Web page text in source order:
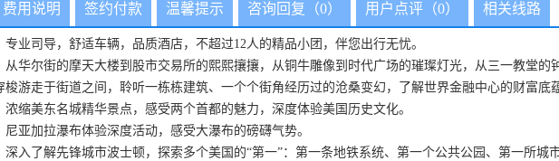
费用说明 签约付款 温馨提示 咨询回复（0） 用户点评（0） 相关线路
专业司导，舒适车辆，品质酒店，不超过12人的精品小团，伴您出行无忧。
从华尔街的摩天大楼到股市交易所的熙熙攘攘，从铜牛雕像到时代广场的璀璨灯光，从三一教堂
梭游走于街道之间，聆听一栋栋建筑、一个个街角经历过的沧桑变幻，了解世界金融中心的财富底
浓缩美东名城精华景点，感受两个首都的魅力，深度体验美国历史文化。
尼亚加拉瀑布体验深度活动，感受大瀑布的磅礴气势。
深入了解先锋城市波士顿，探索多个美国的“第一”：第一条地铁系统、第一个公共公园、第一所